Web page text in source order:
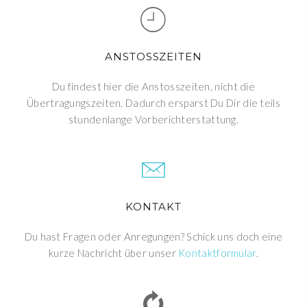
ANSTOSSZEITEN
Du findest hier die Anstosszeiten, nicht die
Übertragungszeiten. Dadurch ersparst Du Dir die teils
stundenlange Vorberichterstattung.
KONTAKT
Du hast Fragen oder Anregungen? Schick uns doch eine
kurze Nachricht über unser Kontaktformular.